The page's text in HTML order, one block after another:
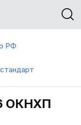
РФ
ОКНХП